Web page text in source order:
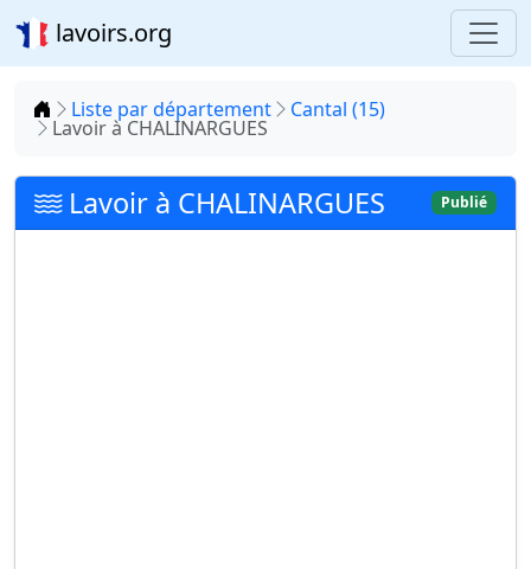
lavoirs.org
Accueil
Liste par département Cantal (15)
Lavoir à CHALINARGUES
Lavoir à CHALINARGUES Publié